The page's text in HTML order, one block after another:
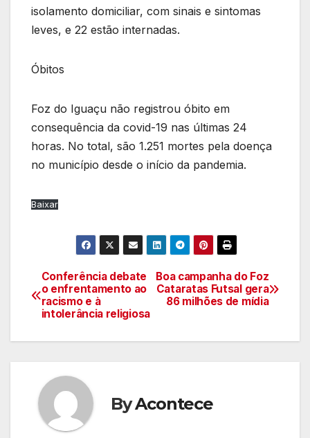
isolamento domiciliar, com sinais e sintomas
leves, e 22 estão internadas.
Óbitos
Foz do Iguaçu não registrou óbito em
consequência da covid-19 nas últimas 24
horas. No total, são 1.251 mortes pela doença
no município desde o início da pandemia.
Baixar
Navegação
de
artigos
Boa campanha do Foz
Cataratas Futsal gera
86 milhões de mídia
Conferência debate
o enfrentamento ao
racismo e à
intolerância religiosa
ByAcontece